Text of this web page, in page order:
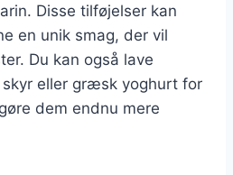
Disse tilføjelser kan
en unik smag, der vil
Du kan også lave
eller græsk yoghurt for
dem endnu mere